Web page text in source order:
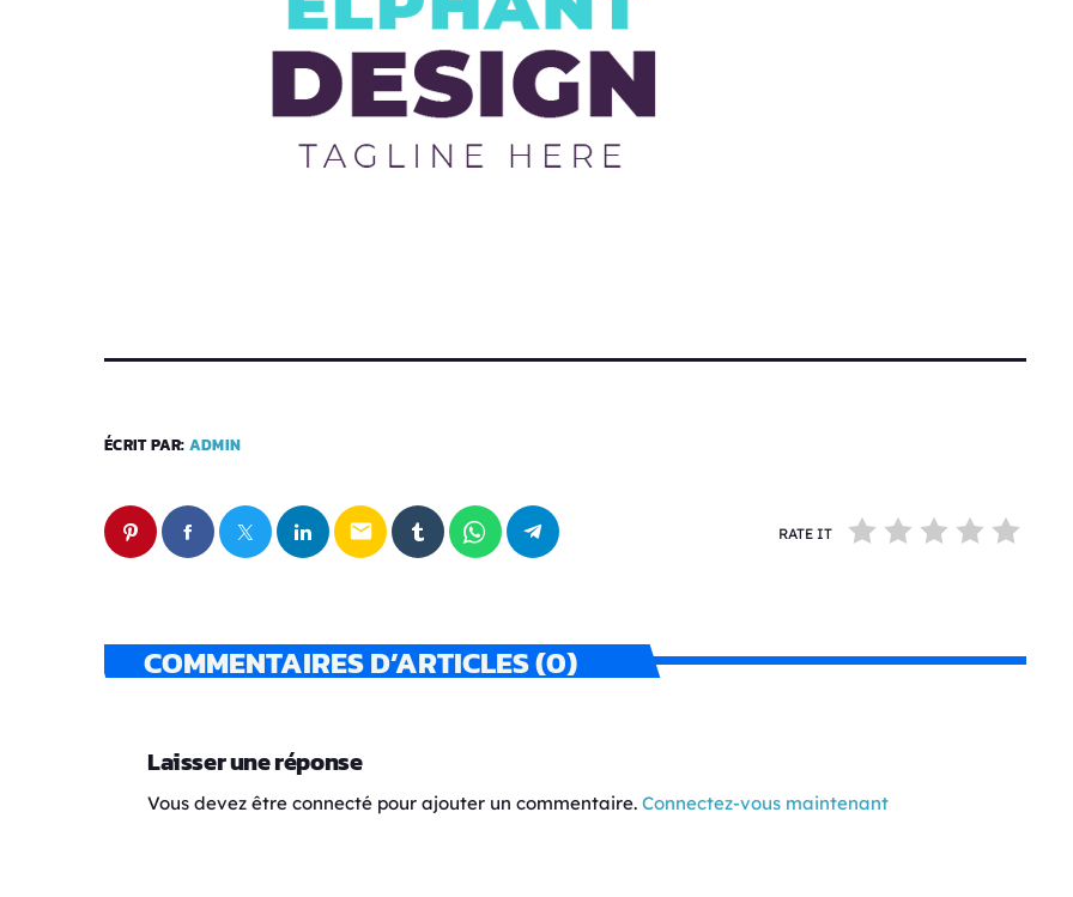
ÉCRIT PAR: ADMIN
email RATE IT
COMMENTAIRES D’ARTICLES (0)
Laisser une réponse
Vous devez être connecté pour ajouter un commentaire. Connectez-vous maintenant